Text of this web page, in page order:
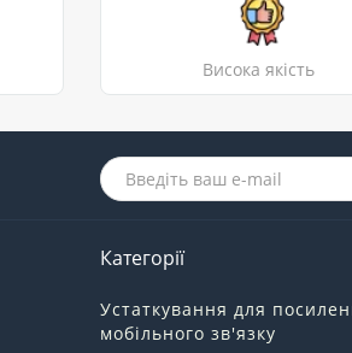
Висока якість
Категорії
Устаткування для
мобільного зв'язку